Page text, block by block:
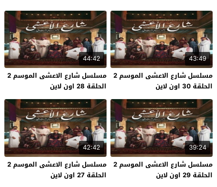
43:49
مسلسل شارع الاعشى الموسم 2
الحلقة 30 اون لاين
44:42
مسلسل شارع الاعشى الموسم 2
الحلقة 28 اون لاين
39:24
مسلسل شارع الاعشى الموسم 2
الحلقة 29 اون لاين
42:42
مسلسل شارع الاعشى الموسم 2
الحلقة 27 اون لاين